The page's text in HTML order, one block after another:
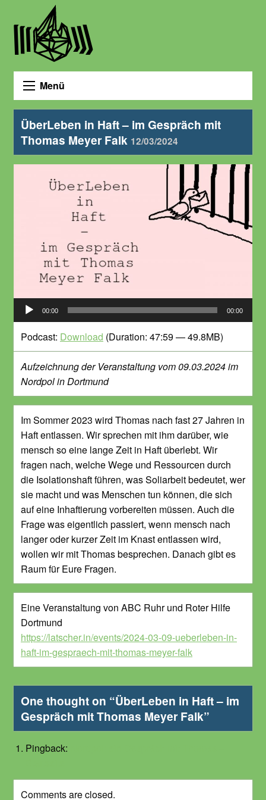
Menü
ÜberLeben in Haft – im Gespräch mit
Thomas Meyer Falk 12/03/2024
Audio-
Player
00:00 00:00
Podcast: Download (Duration: 47:59 — 49.8MB)
Aufzeichnung der Veranstaltung vom 09.03.2024 im
Nordpol in Dortmund
Im Sommer 2023 wird Thomas nach fast 27 Jahren in
Haft entlassen. Wir sprechen mit ihm darüber, wie
mensch so eine lange Zeit in Haft überlebt. Wir
fragen nach, welche Wege und Ressourcen durch
die Isolationshaft führen, was Soliarbeit bedeutet, wer
sie macht und was Menschen tun können, die sich
auf eine Inhaftierung vorbereiten müssen. Auch die
Frage was eigentlich passiert, wenn mensch nach
langer oder kurzer Zeit im Knast entlassen wird,
wollen wir mit Thomas besprechen. Danach gibt es
Raum für Eure Fragen.
Eine Veranstaltung von ABC Ruhr und Roter Hilfe
Dortmund
https://latscher.in/events/2024-03-09-ueberleben-in-
haft-im-gespraech-mit-thomas-meyer-falk
One thought on “ÜberLeben in Haft – im
Gespräch mit Thomas Meyer Falk”
Pingback:
Comments are closed.